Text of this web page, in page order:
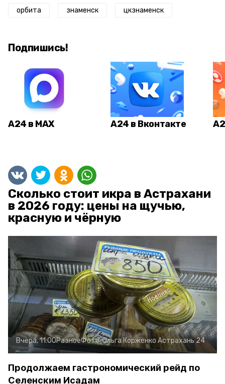
орбита знаменск цкзнаменск
Подпишись!
А24 в MAX А24 в Вконтакте
Сколько стоит икра в Астрахани
в 2026 году: цены на щучью,
красную и чёрную
Вчера, 11:00РазноеФото:Ольга Корженко Астрахань 24
Продолжаем гастрономический рейд по
Селенским Исадам